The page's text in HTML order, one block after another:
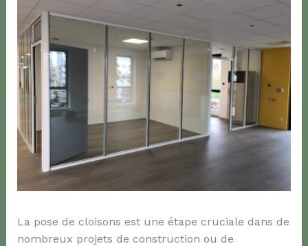
La pose de cloisons est une étape cruciale dans de
nombreux projets de construction ou de